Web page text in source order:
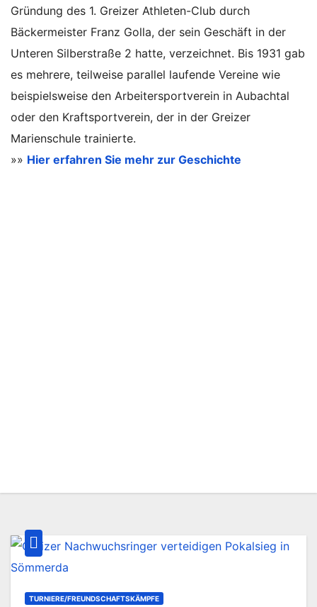
Gründung des 1. Greizer Athleten-Club durch
Bäckermeister Franz Golla, der sein Geschäft in der
Unteren Silberstraße 2 hatte, verzeichnet. Bis 1931 gab
es mehrere, teilweise parallel laufende Vereine wie
beispielsweise den Arbeitersportverein in Aubachtal
oder den Kraftsportverein, der in der Greizer
Marienschule trainierte.
»» Hier erfahren Sie mehr zur Geschichte
TURNIERE/FREUNDSCHAFTSKÄMPFE